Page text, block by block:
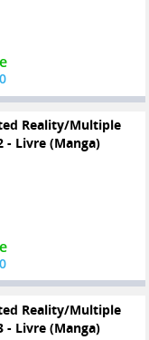
Reality/Multiple
- Livre (Manga)
Reality/Multiple
- Livre (Manga)